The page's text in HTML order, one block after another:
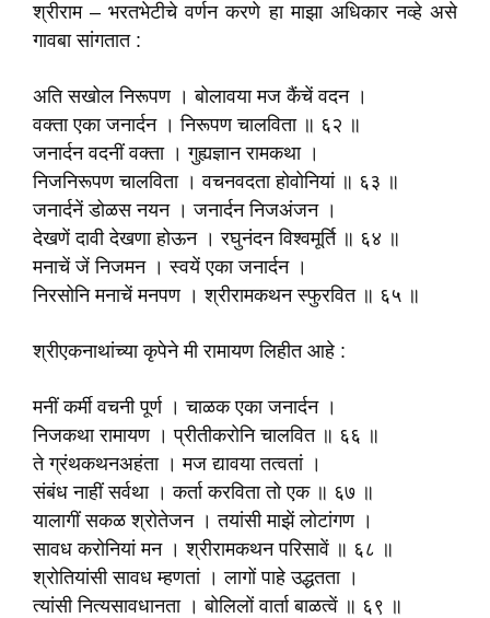
श्रीराम – भरतभेटीचे वर्णन करणे हा माझा अधिकार नव्हे असे
गावबा सांगतात :
अति सखोल निरूपण । बोलावया मज कैंचें वदन ।
वक्ता एका जनार्दन । निरूपण चालविता ॥ ६२ ॥
जनार्दन वदनीं वक्ता । गुह्यज्ञान रामकथा ।
निजनिरूपण चालविता । वचनवदता होवोनियां ॥ ६३ ॥
जनार्दनें डोळस नयन । जनार्दन निजअंजन ।
देखणें दावी देखणा होऊन । रघुनंदन विश्वमूर्ति ॥ ६४ ॥
मनाचें जें निजमन । स्वयें एका जनार्दन ।
निरसोनि मनाचें मनपण । श्रीरामकथन स्फुरवित ॥ ६५ ॥
श्रीएकनाथांच्या कृपेने मी रामायण लिहीत आहे :
मनीं कर्मी वचनी पूर्ण । चाळक एका जनार्दन ।
निजकथा रामायण । प्रीतीकरोनि चालवित ॥ ६६ ॥
ते ग्रंथकथनअहंता । मज द्यावया तत्वतां ।
संबंध नाहीं सर्वथा । कर्ता करविता तो एक ॥ ६७ ॥
यालागीं सकळ श्रोतेजन । तयांसी माझें लोटांगण ।
सावध करोनियां मन । श्रीरामकथन परिसावें ॥ ६८ ॥
श्रोतियांसी सावध म्हणतां । लागों पाहे उद्धतता ।
त्यांसी नित्यसावधानता । बोलिलों वार्ता बाळत्वें ॥ ६९ ॥